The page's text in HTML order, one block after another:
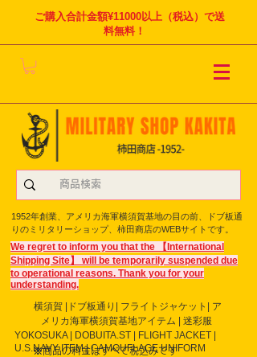
ご購入合計金額¥11000以上（税込）で送
料無料！
1952年創業、アメリカ海軍横須賀基地の目の前、ドブ板通
りのミリタリーショップ、柿田商店のWEBサイトです。
We regret to inform you that the 【International
Shipping Site】 will be temporarily suspended due
to operational reasons. Thank you for your
understanding.
横須賀 |ドブ板通り| フライト ジャケット| ア
メリカ海軍横須賀基地アイテム | 迷彩服
YOKOSUKA | DOBUITA.ST | FLIGHT JACKET |
U.S.NAVY ITEM | CAMOUFLAGE UNIFORM
※商品の料金はすべて税込みです